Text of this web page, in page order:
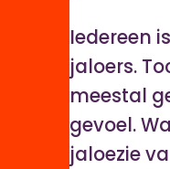
Iedereen
jaloers.
meestal
gevoel.
jaloezie